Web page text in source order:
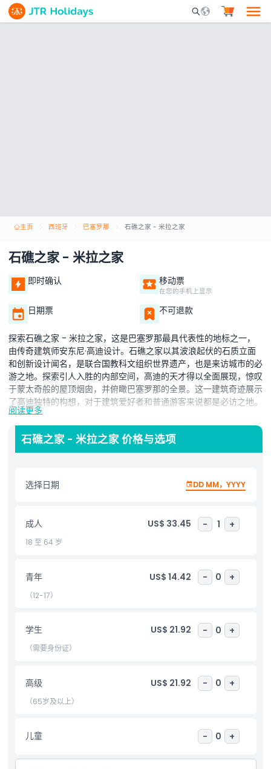
Mobile Search
主页 西班牙 巴塞罗那 石礁之家 - 米拉之家
石礁之家 - 米拉之家
即时确认 移动票
在您的手机上显示
日期票 不可退款
探索石礁之家 - 米拉之家，这是巴塞罗那最具代表性的地标之一，
由传奇建筑师安东尼·高迪设计。石礁之家以其波浪起伏的石质立面
和创新设计闻名，是联合国教科文组织世界遗产，也是来访城市的必
游之地。探索引人入胜的内部空间，高迪的天才得以全面展现，惊叹
于蒙太奇般的屋顶烟囱，并俯瞰巴塞罗那的全景。这一建筑奇迹展示
了高迪独特的构想，对于建筑爱好者和普通游客来说都是必访之地。
的美丽之中。体验石礁之家 - 米拉之家，进入高迪艺术创新的世
亮点
包含项
营业时间
需要了解的事项
阅读更多
石礁之家 - 米拉之家 价格与选项
选择日期 DD MM，YYYY
成人 US$ 33.45 - 1 +
18 至 64 岁
青年 US$ 14.42 - 0 +
（12-17）
学生 US$ 21.92 - 0 +
（需要身份证）
高级 US$ 21.92 - 0 +
（65岁及以上）
儿童 - 0 +